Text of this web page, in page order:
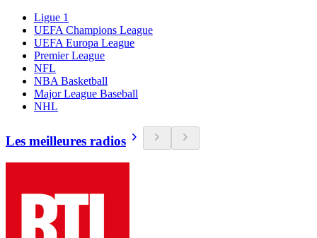
Ligue 1
UEFA Champions League
UEFA Europa League
Premier League
NFL
NBA Basketball
Major League Baseball
NHL
Les meilleures radios